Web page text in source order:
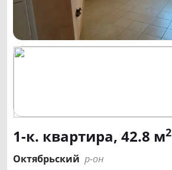
1-к. квартира, 42.8 м2
Октябрьский р-он